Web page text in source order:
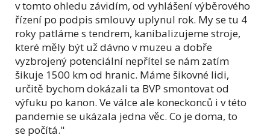
v tomto ohledu závidím, od vyhlášení výběrového
řízení po podpis smlouvy uplynul rok. My se tu 4
roky patláme s tendrem, kanibalizujeme stroje,
které měly být už dávno v muzeu a dobře
vyzbrojený potenciální nepřítel se nám zatím
šikuje 1500 km od hranic. Máme šikovné lidi,
určitě bychom dokázali ta BVP smontovat od
výfuku po kanon. Ve válce ale koneckonců i v této
pandemie se ukázala jedna věc. Co je doma, to
se počítá."